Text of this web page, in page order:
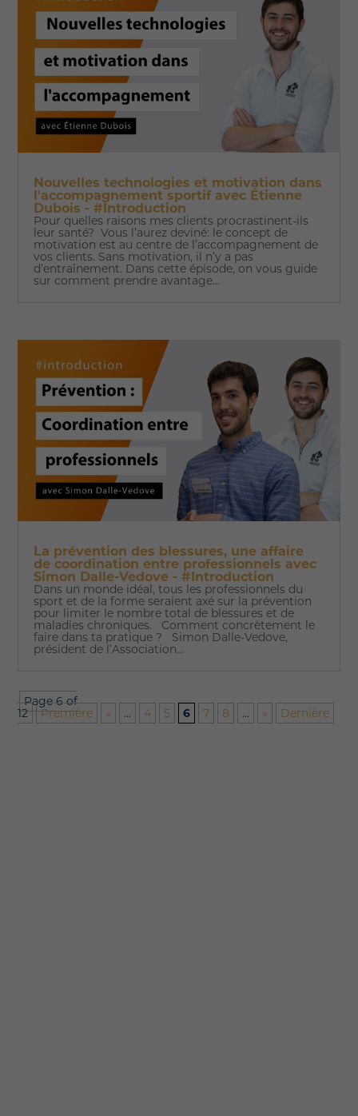
Nouvelles technologies et motivation dans
l'accompagnement sportif avec Étienne
Dubois - #Introduction
Pour quelles raisons mes clients procrastinent-ils
leur santé? Vous l’aurez deviné: le concept de
motivation est au centre de l’accompagnement de
vos clients. Sans motivation, il n’y a pas
d’entraînement. Dans cette épisode, on vous guide
sur comment prendre avantage...
La prévention des blessures, une affaire
de coordination entre professionnels avec
Simon Dalle-Vedove - #Introduction
Dans un monde idéal, tous les professionnels du
sport et de la forme seraient axé sur la prévention
pour limiter le nombre total de blessures et de
maladies chroniques. Comment concrètement le
faire dans ta pratique ? Simon Dalle-Vedove,
président de l’Association...
Page 6 of
12
Première « ... 4 5 6 7 8 ... » Dernière